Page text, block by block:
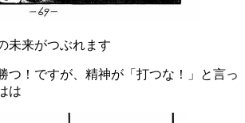
未来がつぶれます
つ！ですが、精神が「打つな！」と言っ
は